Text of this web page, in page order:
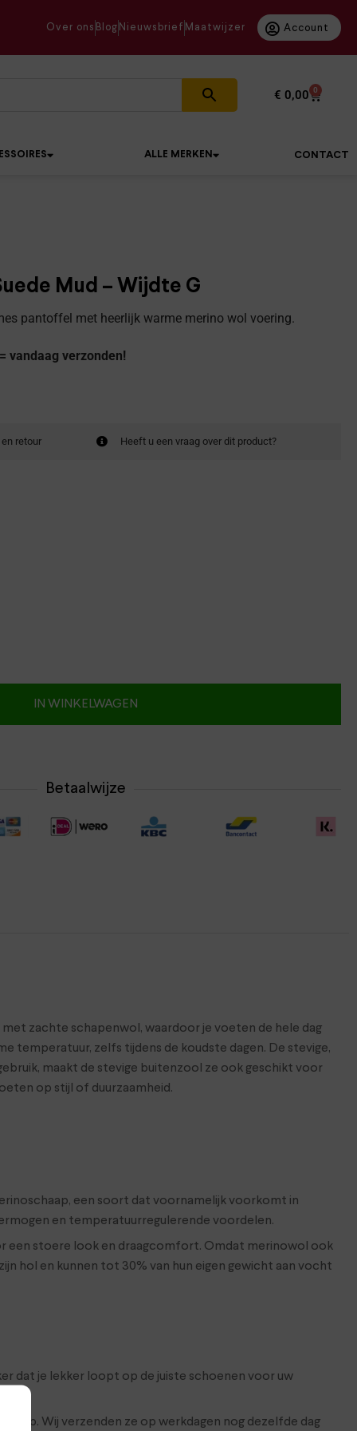
Over ons Blog Nieuwsbrief Maatwijzer Account
€ 0,00 0
ALLE MERKEN CONTACT
Mud – Wijdte G
pantoffel met heerlijk warme merino wol voering.
vandaag verzonden!
retour Heeft u een vraag over dit product?
IN WINKELWAGEN
Betaalwijze
zachte schapenwol, waardoor je voeten de hele dag
temperatuur, zelfs tijdens de koudste dagen. De stevige,
maakt de stevige buitenzool ze ook geschikt voor
op stijl of duurzaamheid.
een soort dat voornamelijk voorkomt in
en temperatuurregulerende voordelen.
een stoere look en draagcomfort. Omdat merinowol ook
hol en kunnen tot 30% van hun eigen gewicht aan vocht
dat je lekker loopt op de juiste schoenen voor uw
Wij verzenden ze op werkdagen nog dezelfde dag